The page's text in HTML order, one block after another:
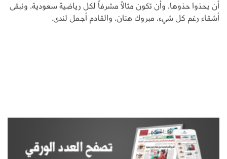
أن يحذوا حذوها، وأن تكون مثالاً مشرفاً لكل رياضية سعودية، ونبقى
أشقاء رغم كل شيء، مبروك هتان، والقادم أجمل لندى.